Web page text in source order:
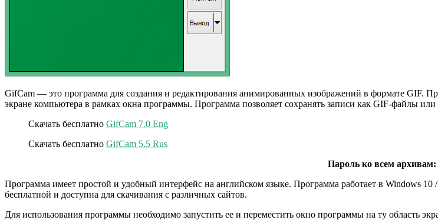
GifCam — это программа для создания и редактирования анимированных изображений в формате GIF.
экране компьютера в рамках окна программы. Программа позволяет сохранять записи как GIF-файлы
Скачать бесплатно GifCam 7.0 Eng
Скачать бесплатно GifCam 5.5 Rus
Пароль ко всем архивам:
Программа имеет простой и удобный интерфейс на английском языке. Программа работает в Windows
бесплатной и доступна для скачивания с различных сайтов.
Для использования программы необходимо запустить ее и переместить окно программы на ту область